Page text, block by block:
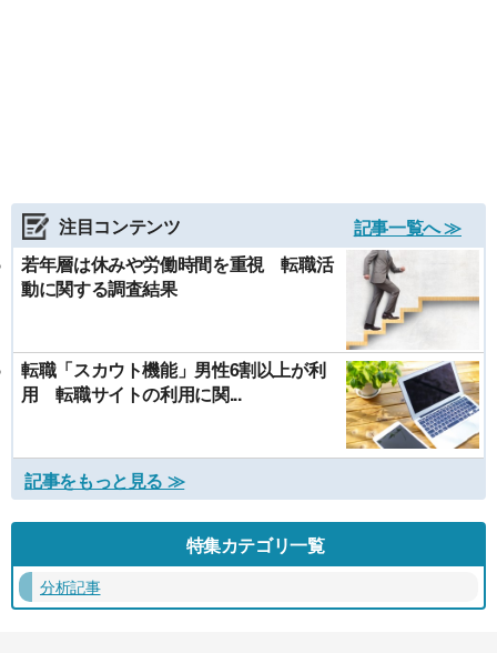
注目コンテンツ
記事一覧へ ≫
若年層は休みや労働時間を重視 転職活
動に関する調査結果
転職「スカウト機能」男性6割以上が利
用 転職サイトの利用に関...
記事をもっと見る ≫
特集カテゴリ一覧
分析記事